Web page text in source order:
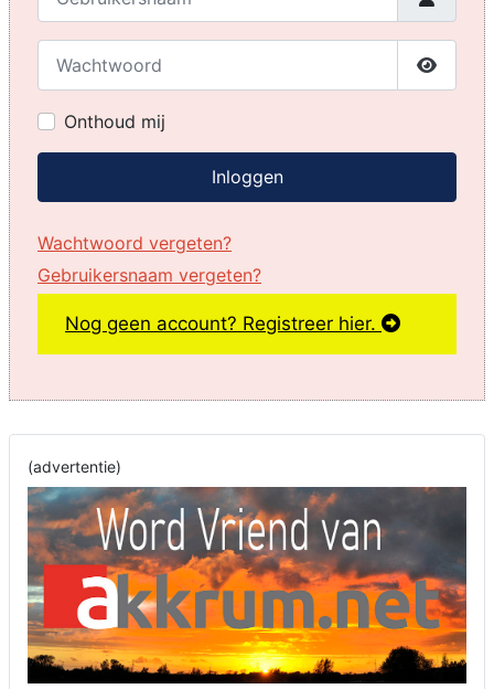
Toon
Onthoud mij
Inloggen
Wachtwoord vergeten?
Gebruikersnaam vergeten?
Nog geen account? Registreer hier.
(advertentie)